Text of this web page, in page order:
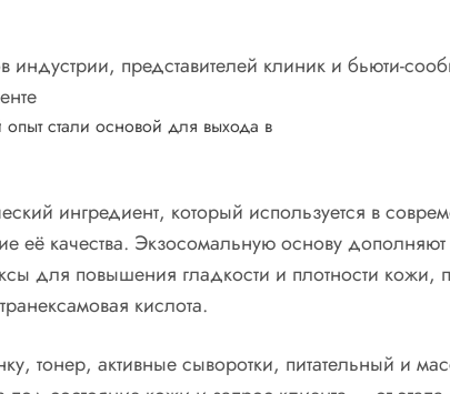
представителей клиник и бьюти-
стали основой для выхода в
ингредиент, который используется в
качества. Экзосомальную основу
для повышения гладкости и плотности кожи,
кислота.
тонер, активные сыворотки, питательный и